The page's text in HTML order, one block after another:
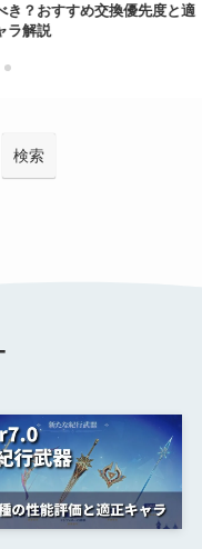
優先度と適
の心」「紅血
検索